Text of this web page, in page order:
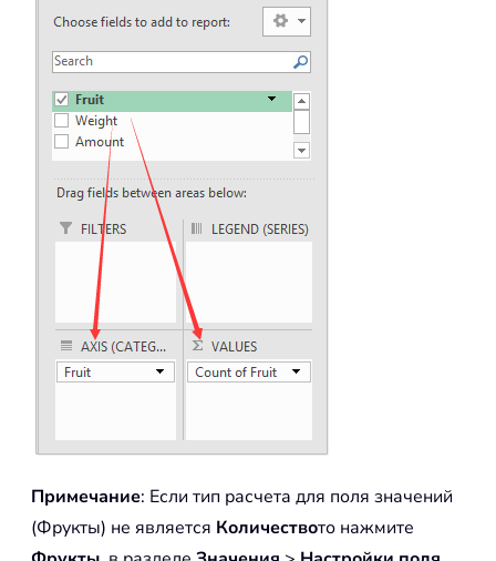
Примечание: Если тип расчета для поля значений
(Фрукты) не является Количеството нажмите